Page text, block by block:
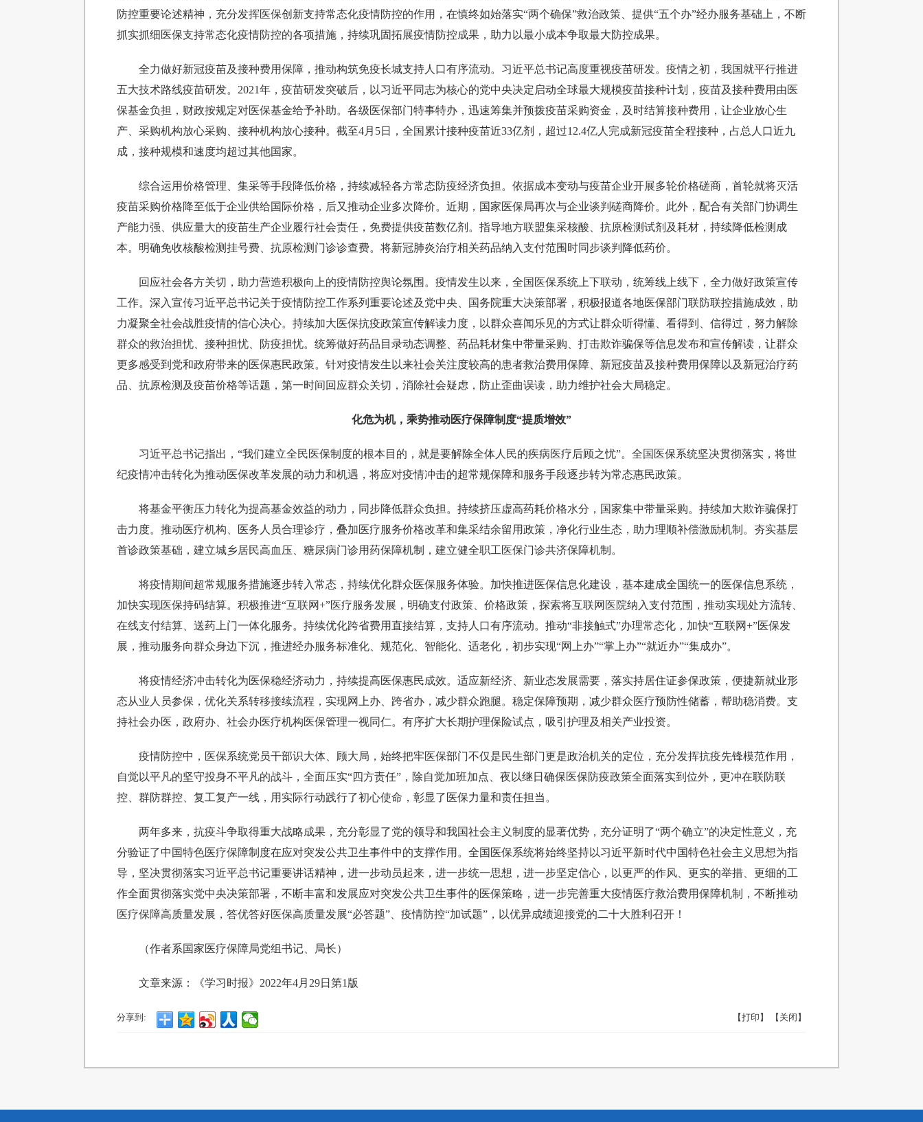
防控重要论述精神，充分发挥医保创新支持常态化疫情防控的作用，在慎终如始落实“两个确保”救治政策、提供“五个办”经办服务基础上，不断
抓实抓细医保支持常态化疫情防控的各项措施，持续巩固拓展疫情防控成果，助力以最小成本争取最大防控成果。
全力做好新冠疫苗及接种费用保障，推动构筑免疫长城支持人口有序流动。习近平总书记高度重视疫苗研发。疫情之初，我国就平行推进
五大技术路线疫苗研发。2021年，疫苗研发突破后，以习近平同志为核心的党中央决定启动全球最大规模疫苗接种计划，疫苗及接种费用由医
保基金负担，财政按规定对医保基金给予补助。各级医保部门特事特办，迅速筹集并预拨疫苗采购资金，及时结算接种费用，让企业放心生
产、采购机构放心采购、接种机构放心接种。截至4月5日，全国累计接种疫苗近33亿剂，超过12.4亿人完成新冠疫苗全程接种，占总人口近九
成，接种规模和速度均超过其他国家。
综合运用价格管理、集采等手段降低价格，持续减轻各方常态防疫经济负担。依据成本变动与疫苗企业开展多轮价格磋商，首轮就将灭活
疫苗采购价格降至低于企业供给国际价格，后又推动企业多次降价。近期，国家医保局再次与企业谈判磋商降价。此外，配合有关部门协调生
产能力强、供应量大的疫苗生产企业履行社会责任，免费提供疫苗数亿剂。指导地方联盟集采核酸、抗原检测试剂及耗材，持续降低检测成
本。明确免收核酸检测挂号费、抗原检测门诊诊查费。将新冠肺炎治疗相关药品纳入支付范围时同步谈判降低药价。
回应社会各方关切，助力营造积极向上的疫情防控舆论氛围。疫情发生以来，全国医保系统上下联动，统筹线上线下，全力做好政策宣传
工作。深入宣传习近平总书记关于疫情防控工作系列重要论述及党中央、国务院重大决策部署，积极报道各地医保部门联防联控措施成效，助
力凝聚全社会战胜疫情的信心决心。持续加大医保抗疫政策宣传解读力度，以群众喜闻乐见的方式让群众听得懂、看得到、信得过，努力解除
群众的救治担忧、接种担忧、防疫担忧。统筹做好药品目录动态调整、药品耗材集中带量采购、打击欺诈骗保等信息发布和宣传解读，让群众
更多感受到党和政府带来的医保惠民政策。针对疫情发生以来社会关注度较高的患者救治费用保障、新冠疫苗及接种费用保障以及新冠治疗药
品、抗原检测及疫苗价格等话题，第一时间回应群众关切，消除社会疑虑，防止歪曲误读，助力维护社会大局稳定。
化危为机，乘势推动医疗保障制度“提质增效”
习近平总书记指出，“我们建立全民医保制度的根本目的，就是要解除全体人民的疾病医疗后顾之忧”。全国医保系统坚决贯彻落实，将世
纪疫情冲击转化为推动医保改革发展的动力和机遇，将应对疫情冲击的超常规保障和服务手段逐步转为常态惠民政策。
将基金平衡压力转化为提高基金效益的动力，同步降低群众负担。持续挤压虚高药耗价格水分，国家集中带量采购。持续加大欺诈骗保打
击力度。推动医疗机构、医务人员合理诊疗，叠加医疗服务价格改革和集采结余留用政策，净化行业生态，助力理顺补偿激励机制。夯实基层
首诊政策基础，建立城乡居民高血压、糖尿病门诊用药保障机制，建立健全职工医保门诊共济保障机制。
将疫情期间超常规服务措施逐步转入常态，持续优化群众医保服务体验。加快推进医保信息化建设，基本建成全国统一的医保信息系统，
加快实现医保持码结算。积极推进“互联网+”医疗服务发展，明确支付政策、价格政策，探索将互联网医院纳入支付范围，推动实现处方流转、
在线支付结算、送药上门一体化服务。持续优化跨省费用直接结算，支持人口有序流动。推动“非接触式”办理常态化，加快“互联网+”医保发
展，推动服务向群众身边下沉，推进经办服务标准化、规范化、智能化、适老化，初步实现“网上办”“掌上办”“就近办”“集成办”。
将疫情经济冲击转化为医保稳经济动力，持续提高医保惠民成效。适应新经济、新业态发展需要，落实持居住证参保政策，便捷新就业形
态从业人员参保，优化关系转移接续流程，实现网上办、跨省办，减少群众跑腿。稳定保障预期，减少群众医疗预防性储蓄，帮助稳消费。支
持社会办医，政府办、社会办医疗机构医保管理一视同仁。有序扩大长期护理保险试点，吸引护理及相关产业投资。
疫情防控中，医保系统党员干部识大体、顾大局，始终把牢医保部门不仅是民生部门更是政治机关的定位，充分发挥抗疫先锋模范作用，
自觉以平凡的坚守投身不平凡的战斗，全面压实“四方责任”，除自觉加班加点、夜以继日确保医保防疫政策全面落实到位外，更冲在联防联
控、群防群控、复工复产一线，用实际行动践行了初心使命，彰显了医保力量和责任担当。
两年多来，抗疫斗争取得重大战略成果，充分彰显了党的领导和我国社会主义制度的显著优势，充分证明了“两个确立”的决定性意义，充
分验证了中国特色医疗保障制度在应对突发公共卫生事件中的支撑作用。全国医保系统将始终坚持以习近平新时代中国特色社会主义思想为指
导，坚决贯彻落实习近平总书记重要讲话精神，进一步动员起来，进一步统一思想，进一步坚定信心，以更严的作风、更实的举措、更细的工
作全面贯彻落实党中央决策部署，不断丰富和发展应对突发公共卫生事件的医保策略，进一步完善重大疫情医疗救治费用保障机制，不断推动
医疗保障高质量发展，答优答好医保高质量发展“必答题”、疫情防控“加试题”，以优异成绩迎接党的二十大胜利召开！
（作者系国家医疗保障局党组书记、局长）
文章来源：《学习时报》2022年4月29日第1版
分享到: 【打印】 【关闭】